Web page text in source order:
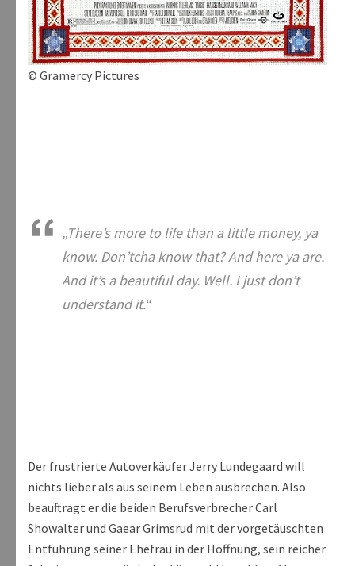
© Gramercy Pictures
„There’s more to life than a little money, ya
know. Don’tcha know that? And here ya are.
And it’s a beautiful day. Well. I just don’t
understand it.“
Der frustrierte Autoverkäufer Jerry Lundegaard will
nichts lieber als aus seinem Leben ausbrechen. Also
beauftragt er die beiden Berufsverbrecher Carl
Showalter und Gaear Grimsrud mit der vorgetäuschten
Entführung seiner Ehefrau in der Hoffnung, sein reicher